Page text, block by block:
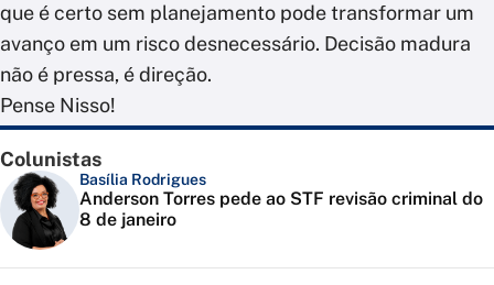
que é certo sem planejamento pode transformar um
avanço em um risco desnecessário. Decisão madura
não é pressa, é direção.
Pense Nisso!
Colunistas
Basília Rodrigues
Anderson Torres pede ao STF revisão criminal do
8 de janeiro